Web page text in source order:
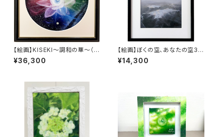
【絵画】KISEKI～調和の華～（複
製画）
¥36,300
【絵画】ぼくの空、あなたの空3
(複製画）
¥14,300